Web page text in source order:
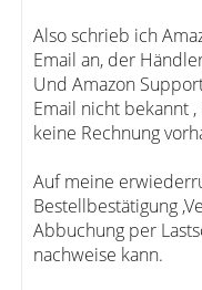
Also schrieb ich
Email an, der
Und Amazon
Email nicht bekannt
keine Rechnung
Auf meine
Bestellbestätigung
Abbuchung per
nachweise kann.